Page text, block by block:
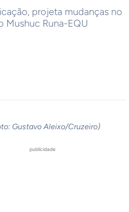
projeta mudanças no
Mushuc Runa-EQU
Gustavo Aleixo/Cruzeiro)
publicidade